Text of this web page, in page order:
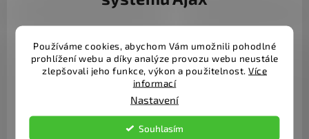
Používáme cookies, abychom Vám umožnili pohodlné
prohlížení webu a díky analýze provozu webu neustále
zlepšovali jeho funkce, výkon a použitelnost. Více
informací
Nastavení
Souhlasím
Ajax hlásiče požáru, kouře a CO
Ajax FireProtect čidlo určené k detekci kouře a
požáru v domácnostech, kancelářích a dalších
prostorách. Vyvolá poplach pokud zaznamená